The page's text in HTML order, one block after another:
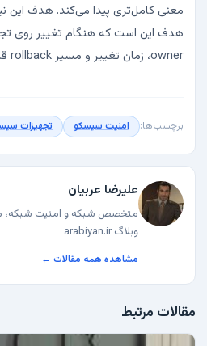
معنی کامل‌تری پیدا می‌کند. هدف این
هدف این است که هنگام تغییر روی
owner، زمان تغییر و مسیر rollback قابل توضیح باشد.
برچسب‌ها: امنیت سیسکو تجهیزات
علیرضا عربیان
متخصص شبکه و امنیت شبکه،
وبلاگ arabiyan.ir
مشاهده همه مقالات ←
مقالات مرتبط